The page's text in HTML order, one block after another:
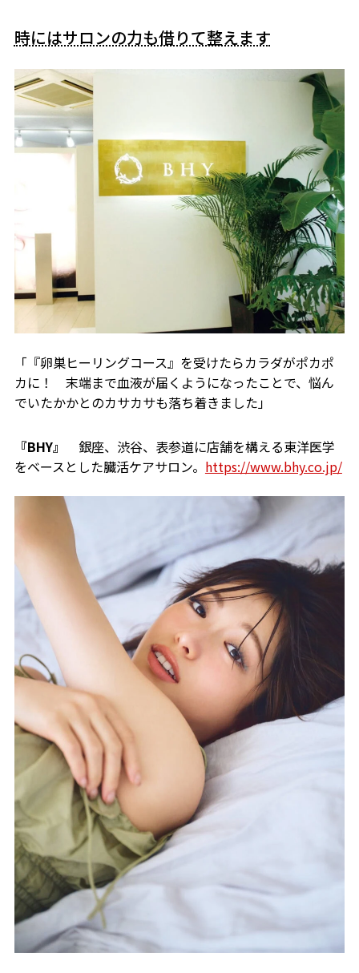
時にはサロンの力も借りて整えます
「『卵巣ヒーリングコース』を受けたらカラダがポカポ
カに！ 末端まで血液が届くようになったことで、悩ん
でいたかかとのカサカサも落ち着きました」
『BHY』 銀座、渋谷、表参道に店舗を構える東洋医学
をベースとした臓活ケアサロン。 https://www.bhy.co.jp/